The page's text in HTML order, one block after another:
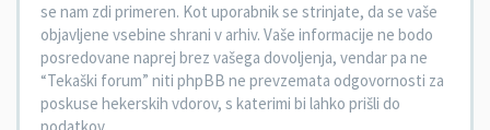
se nam zdi primeren. Kot uporabnik se strinjate, da se vaše
objavljene vsebine shrani v arhiv. Vaše informacije ne bodo
posredovane naprej brez vašega dovoljenja, vendar pa ne
“Tekaški forum” niti phpBB ne prevzemata odgovornosti za
poskuse hekerskih vdorov, s katerimi bi lahko prišli do